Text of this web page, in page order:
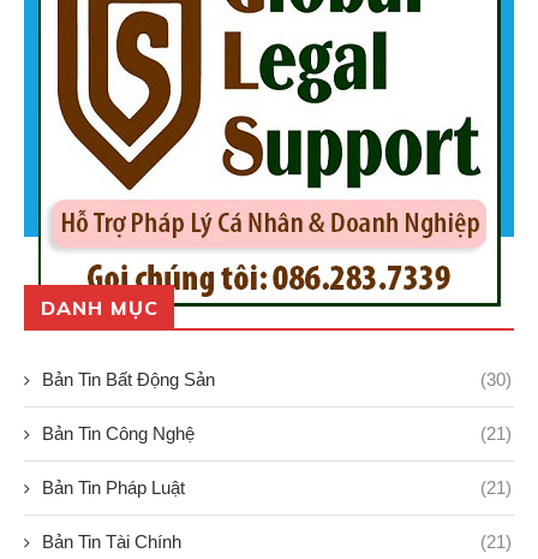
DANH MỤC
Bản Tin Bất Động Sản (30)
Bản Tin Công Nghệ (21)
Bản Tin Pháp Luật (21)
Bản Tin Tài Chính (21)